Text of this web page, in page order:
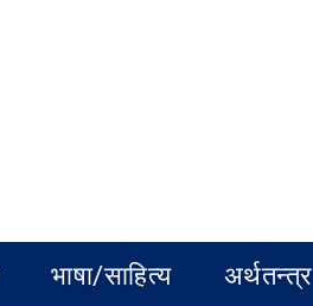
भाषा/साहित्य अर्थतन्त्र